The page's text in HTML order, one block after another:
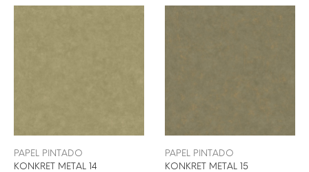
PAPEL PINTADO
KONKRET METAL 14
PAPEL PINTADO
KONKRET METAL 15